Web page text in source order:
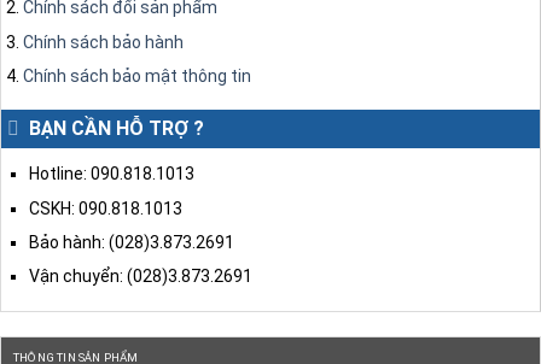
090.818.1013
Đặt hàng nhanh (24/24)
THÔNG TIN MUA HÀNG
Chính sách bảo hành
Chính sách bảo mật thông tin
BẠN CẦN HỖ TRỢ ?